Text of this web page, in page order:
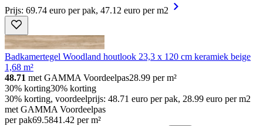
Prijs: 69.74 euro per pak, 47.12 euro per m2
Badkamertegel Woodland houtlook 23,3 x 120 cm keramiek beige
1,68 m²
48.71 met GAMMA Voordeelpas28.99 per m²
30% korting30% korting
30% korting, voordeelprijs: 48.71 euro per pak, 28.99 euro per m2
met GAMMA Voordeelpas
per pak69.5841.42 per m²